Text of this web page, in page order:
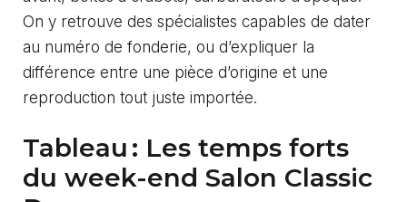
On y retrouve des spécialistes capables de dater
au numéro de fonderie, ou d’expliquer la
différence entre une pièce d’origine et une
reproduction tout juste importée.
Tableau : Les temps forts
du week-end Salon Classic